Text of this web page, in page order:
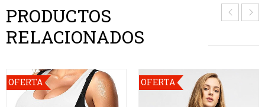
PRODUCTOS
RELACIONADOS
OFERTA OFERTA